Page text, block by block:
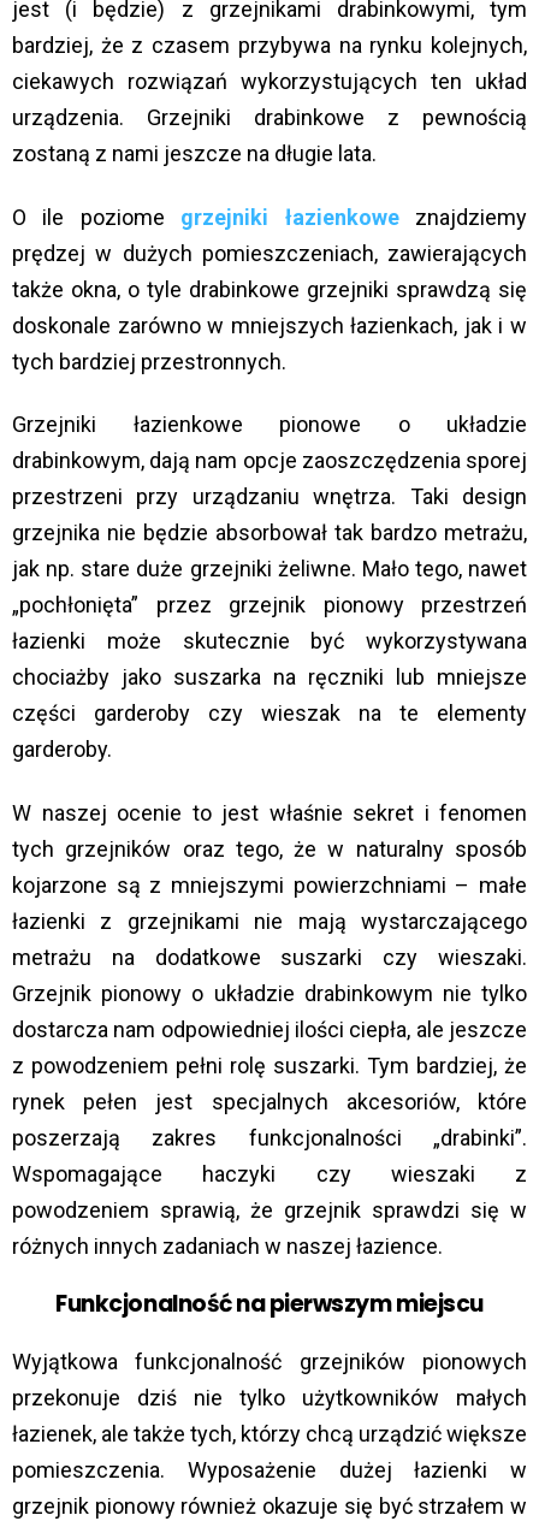
jest (i będzie) z grzejnikami drabinkowymi, tym
bardziej, że z czasem przybywa na rynku kolejnych,
ciekawych rozwiązań wykorzystujących ten układ
urządzenia. Grzejniki drabinkowe z pewnością
zostaną z nami jeszcze na długie lata.
O ile poziome grzejniki łazienkowe
znajdziemy
prędzej w dużych pomieszczeniach, zawierających
także okna, o tyle drabinkowe grzejniki sprawdzą się
doskonale zarówno w mniejszych łazienkach, jak i w
tych bardziej przestronnych.
Grzejniki łazienkowe pionowe o układzie
drabinkowym, dają nam opcje zaoszczędzenia sporej
przestrzeni przy urządzaniu wnętrza. Taki design
grzejnika nie będzie absorbował tak bardzo metrażu,
jak np. stare duże grzejniki żeliwne. Mało tego, nawet
„pochłonięta” przez grzejnik pionowy przestrzeń
łazienki może skutecznie być wykorzystywana
chociażby jako suszarka na ręczniki lub mniejsze
części garderoby czy wieszak na te elementy
garderoby.
W naszej ocenie to jest właśnie sekret i fenomen
tych grzejników oraz tego, że w naturalny sposób
kojarzone są z mniejszymi powierzchniami – małe
łazienki z grzejnikami nie mają wystarczającego
metrażu na dodatkowe suszarki czy wieszaki.
Grzejnik pionowy o układzie drabinkowym nie tylko
dostarcza nam odpowiedniej ilości ciepła, ale jeszcze
z powodzeniem pełni rolę suszarki. Tym bardziej, że
rynek pełen jest specjalnych akcesoriów, które
poszerzają zakres funkcjonalności „drabinki”.
Wspomagające haczyki czy wieszaki z
powodzeniem sprawią, że grzejnik sprawdzi się w
różnych innych zadaniach w naszej łazience.
Funkcjonalność na pierwszym miejscu
Wyjątkowa funkcjonalność grzejników pionowych
przekonuje dziś nie tylko użytkowników małych
łazienek, ale także tych, którzy chcą urządzić większe
pomieszczenia. Wyposażenie dużej łazienki w
grzejnik pionowy również okazuje się być strzałem w